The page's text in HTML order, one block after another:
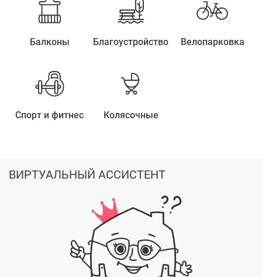
Балконы Благоустройство Велопарковка
Спорт и фитнес Колясочные
ВИРТУАЛЬНЫЙ АССИСТЕНТ